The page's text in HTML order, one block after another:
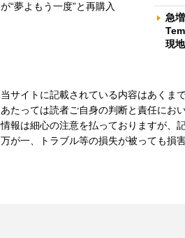
が“夢よもう一度”と再購入
急
現
当サイトに記載されている内容はあくま
あたっては読者ご自身の判断と責任にお
情報は細心の注意を払っておりますが、
万が一、トラブル等の損失が被っても損